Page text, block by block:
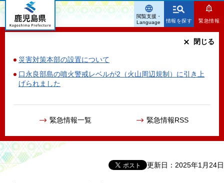
鹿児島県
情報を探す 緊急情報
災害対策本部の設置について
口永良部島の噴火警戒レベルが2（火山周辺規制）に引き上
げられました
緊急情報一覧 緊急情報RSS
閉じる
閲覧支援・
Language
更新日：2025年1月24日